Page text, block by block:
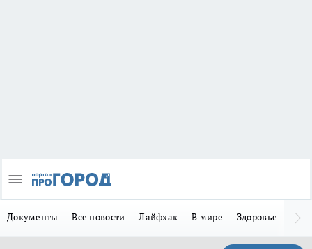
Документы Все новости Лайфхак В мире Здоровье